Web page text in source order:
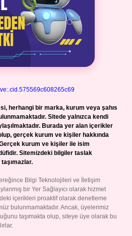
herhangi bir marka, kurum veya şahıs
Sitede yalnızca kendi
Burada yer alan içerikler
gerçek kurum ve kişiler hakkında
kurum ve kişiler ile isim
Sitemizdeki bilgiler taslak
Bilgi Teknolojileri ve İletişim
bir Yer Sağlayıcı olarak hizmet
içerikleri proaktif olarak denetleme
bulunmamaktadır. Ancak, üyelerimiz
taşımakta olup, siteye üye olarak bu